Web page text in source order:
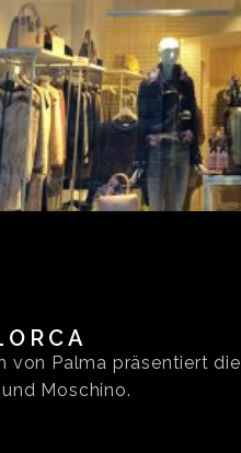
von Palma präsentiert die
Moschino.